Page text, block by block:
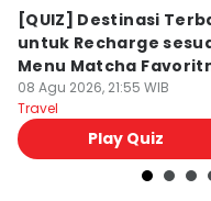
[QUIZ] Destinasi
untuk Recharge
Menu Matcha
08 Agu 2026, 21:55 WIB
Travel
Play Quiz